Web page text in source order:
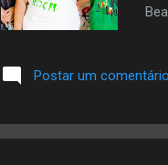
de
Postar um comentário